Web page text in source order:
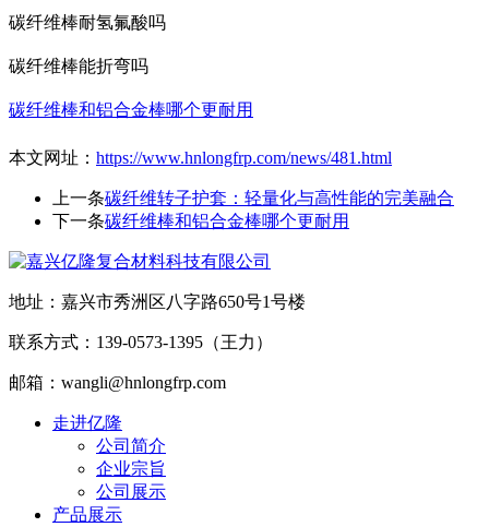
碳纤维棒耐氢氟酸吗
碳纤维棒能折弯吗
碳纤维棒和铝合金棒哪个更耐用
本文网址： https://www.hnlongfrp.com/news/481.html
上一条碳纤维转子护套：轻量化与高性能的完美融合
下一条碳纤维棒和铝合金棒哪个更耐用
地址：嘉兴市秀洲区八字路650号1号楼
联系方式：139-0573-1395（王力）
邮箱：wangli@hnlongfrp.com
走进亿隆
公司简介
企业宗旨
公司展示
产品展示